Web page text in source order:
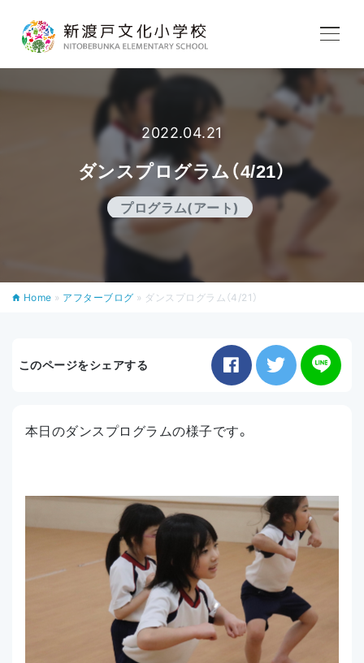
学校紹介
教育内容
学校生活
2022.04.21
ダンスプログラム（4/21）
プログラム(アート)
Home » アフターブログ » ダンスプログラム（4/21）
このページをシェアする
本日のダンスプログラムの様子です。